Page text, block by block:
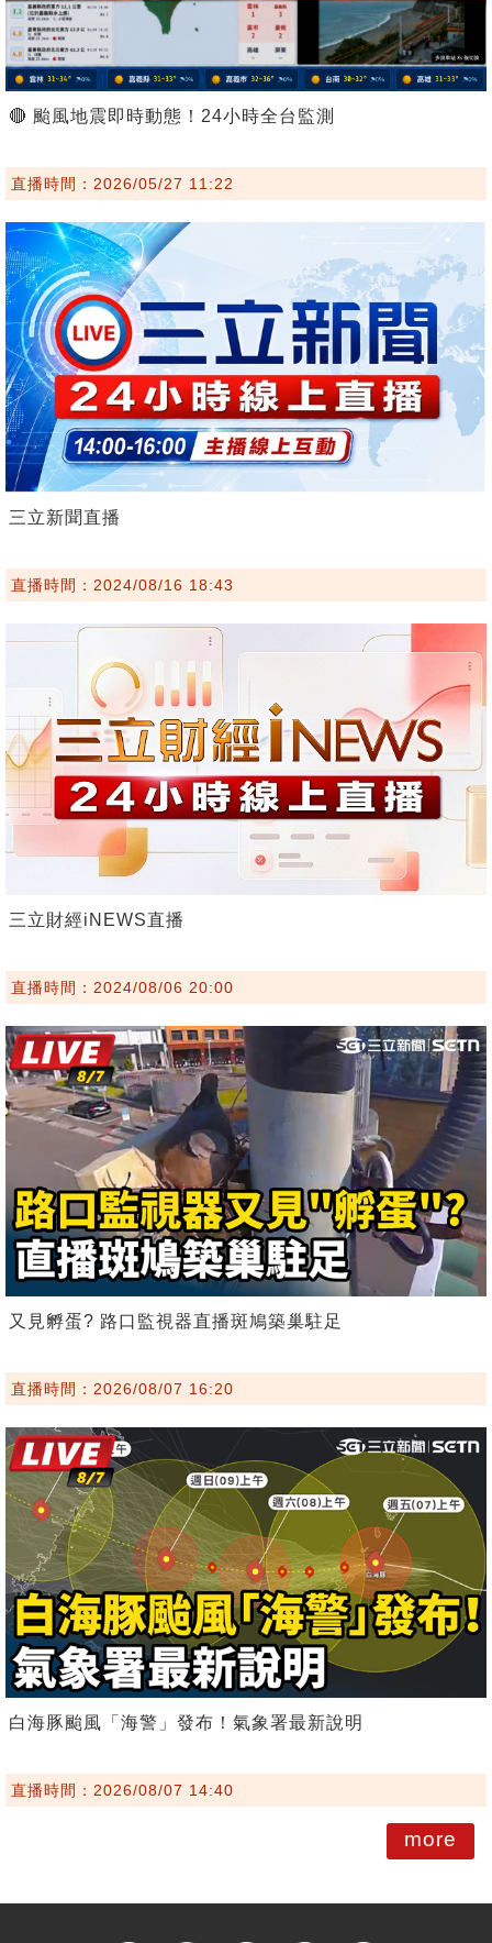
🔴 颱風地震即時動態！24小時全台監測
直播時間：2026/05/27 11:22
三立新聞直播
直播時間：2024/08/16 18:43
三立財經iNEWS直播
直播時間：2024/08/06 20:00
又見孵蛋? 路口監視器直播斑鳩築巢駐足
直播時間：2026/08/07 16:20
白海豚颱風「海警」發布！氣象署最新說明
直播時間：2026/08/07 14:40
more